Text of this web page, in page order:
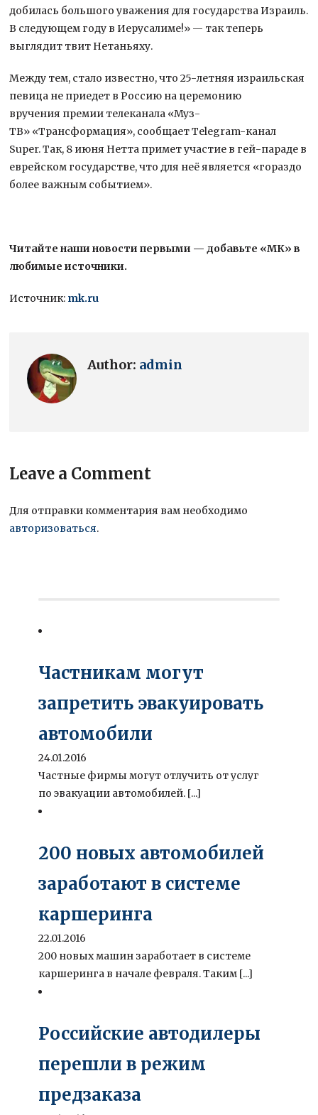
добилась большого уважения для государства Израиль.
В следующем году в Иерусалиме!» — так теперь
выглядит твит Нетаньяху.
Между тем, стало известно, что 25-летняя израильская
певица не приедет в Россию на церемонию
вручения премии телеканала «Муз-
ТВ» «Трансформация», сообщает Telegram-канал
Super. Так, 8 июня Нетта примет участие в гей-параде в
еврейском государстве, что для неё является «гораздо
более важным событием».
Читайте наши новости первыми — добавьте «МК» в
любимые источники.
Источник: mk.ru
Author: admin
Leave a Comment
Для отправки комментария вам необходимо
авторизоваться.
Частникам могут
запретить эвакуировать
автомобили
24.01.2016
Частные фирмы могут отлучить от услуг
по эвакуации автомобилей. [...]
200 новых автомобилей
заработают в системе
каршеринга
22.01.2016
200 новых машин заработает в системе
каршеринга в начале февраля. Таким [...]
Российские автодилеры
перешли в режим
предзаказа